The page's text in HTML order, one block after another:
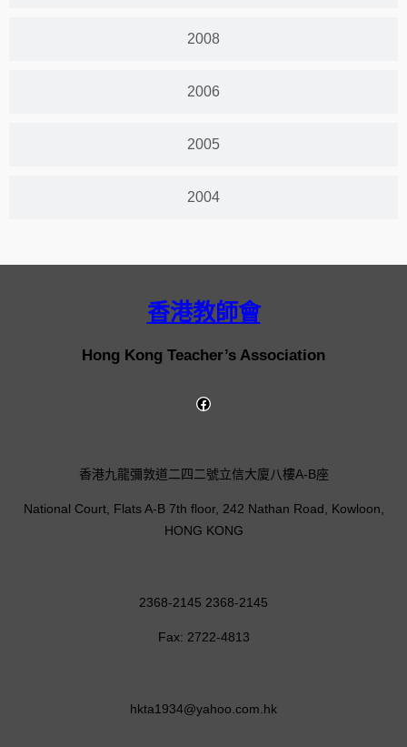
2008
2006
2005
2004
香港教師會
Hong Kong Teacher’s Association
香港九龍彌敦道二四二號立信大廈八樓A-B座
National Court, Flats A-B 7th floor, 242 Nathan Road, Kowloon,
HONG KONG
2368-2145 2368-2145
Fax: 2722-4813
hkta1934@yahoo.com.hk